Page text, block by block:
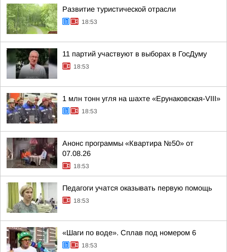
Развитие туристической отрасли
18:53
11 партий участвуют в выборах в ГосДуму
18:53
1 млн тонн угля на шахте «Ерунаковская-VIII»
18:53
Анонс программы «Квартира №50» от
07.08.26
18:53
Педагоги учатся оказывать первую помощь
18:53
«Шаги по воде». Сплав под номером 6
18:53